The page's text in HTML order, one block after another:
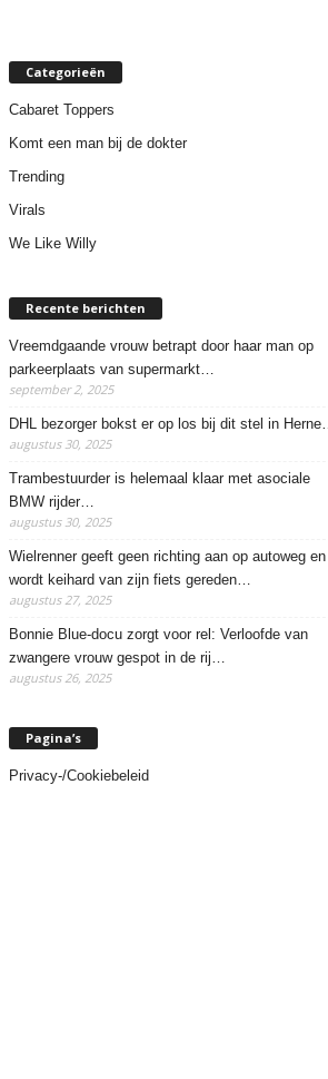
Categorieën
Cabaret Toppers
Komt een man bij de dokter
Trending
Virals
We Like Willy
Recente berichten
Vreemdgaande vrouw betrapt door haar man op
parkeerplaats van supermarkt…
september 2, 2025
DHL bezorger bokst er op los bij dit stel in Herne…
augustus 30, 2025
Trambestuurder is helemaal klaar met asociale
BMW rijder…
augustus 30, 2025
Wielrenner geeft geen richting aan op autoweg en
wordt keihard van zijn fiets gereden…
augustus 27, 2025
Bonnie Blue-docu zorgt voor rel: Verloofde van
zwangere vrouw gespot in de rij…
augustus 26, 2025
Pagina’s
Privacy-/Cookiebeleid